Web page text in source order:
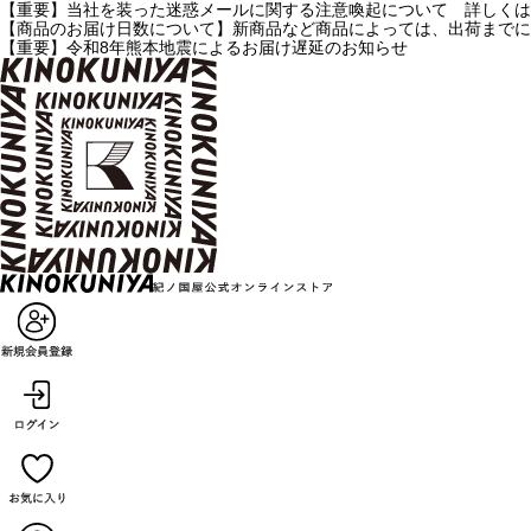
【重要】当社を装った迷惑メールに関する注意喚起について 詳しく
【商品のお届け日数について】新商品など商品によっては、出荷ま
【重要】令和8年熊本地震によるお届け遅延のお知らせ